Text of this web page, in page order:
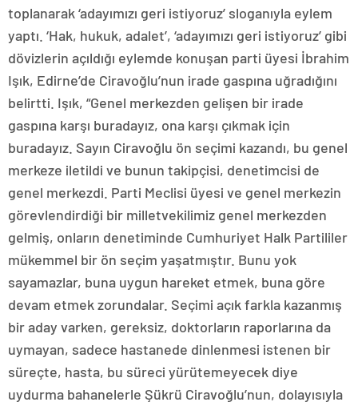
toplanarak ‘adayımızı geri istiyoruz’ sloganıyla eylem
yaptı. ‘Hak, hukuk, adalet’, ‘adayımızı geri istiyoruz’ gibi
dövizlerin açıldığı eylemde konuşan parti üyesi İbrahim
Işık, Edirne’de Ciravoğlu’nun irade gaspına uğradığını
belirtti. Işık, “Genel merkezden gelişen bir irade
gaspına karşı buradayız, ona karşı çıkmak için
buradayız. Sayın Ciravoğlu ön seçimi kazandı, bu genel
merkeze iletildi ve bunun takipçisi, denetimcisi de
genel merkezdi. Parti Meclisi üyesi ve genel merkezin
görevlendirdiği bir milletvekilimiz genel merkezden
gelmiş, onların denetiminde Cumhuriyet Halk Partililer
mükemmel bir ön seçim yaşatmıştır. Bunu yok
sayamazlar, buna uygun hareket etmek, buna göre
devam etmek zorundalar. Seçimi açık farkla kazanmış
bir aday varken, gereksiz, doktorların raporlarına da
uymayan, sadece hastanede dinlenmesi istenen bir
süreçte, hasta, bu süreci yürütemeyecek diye
uydurma bahanelerle Şükrü Ciravoğlu’nun, dolayısıyla